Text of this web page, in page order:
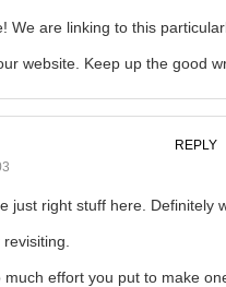
We are linking to this
website. Keep up the good
REPLY
just right stuff here. Definitely
much effort you put to make